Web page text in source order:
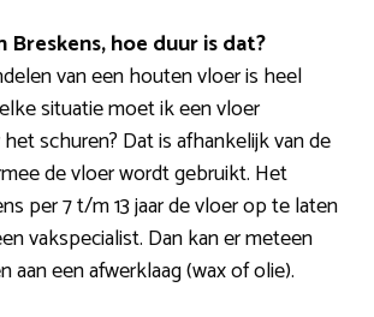
Breskens, hoe duur is dat?
van een houten vloer is heel
situatie moet ik een vloer
schuren? Dat is afhankelijk van de
de vloer wordt gebruikt. Het
per 7 t/m 13 jaar de vloer op te laten
vakspecialist. Dan kan er meteen
aan een afwerklaag (wax of olie).